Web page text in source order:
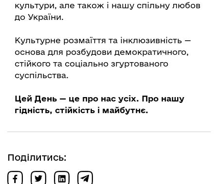
культури, але також і нашу спільну любов
до України.
Культурне розмаїття та інклюзивність —
основа для розбудови демократичного,
стійкого та соціально згуртованого
суспільства.
Цей День — це про нас усіх. Про нашу
гідність, стійкість і майбутнє.
Поділитись: